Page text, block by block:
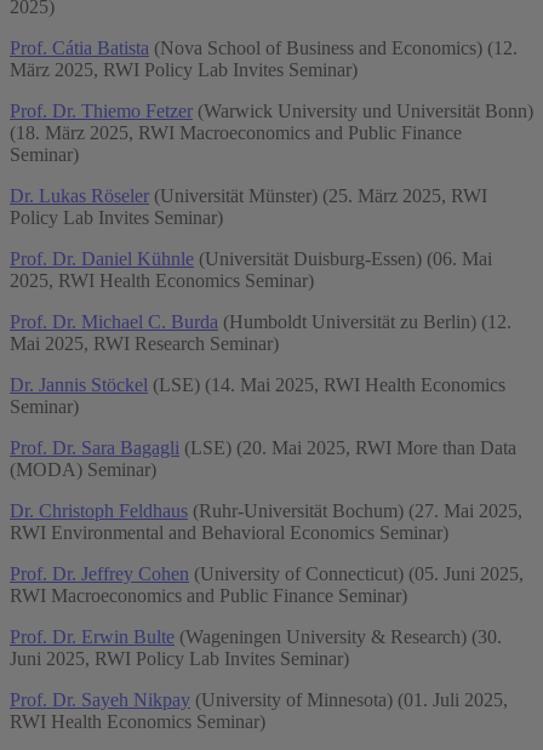
2025)
Prof. Cátia Batista (Nova School of Business and Economics) (12.
März 2025, RWI Policy Lab Invites Seminar)
Prof. Dr. Thiemo Fetzer (Warwick University und Universität Bonn)
(18. März 2025, RWI Macroeconomics and Public Finance
Seminar)
Dr. Lukas Röseler (Universität Münster) (25. März 2025, RWI
Policy Lab Invites Seminar)
Prof. Dr. Daniel Kühnle (Universität Duisburg-Essen) (06. Mai
2025, RWI Health Economics Seminar)
Prof. Dr. Michael C. Burda (Humboldt Universität zu Berlin) (12.
Mai 2025, RWI Research Seminar)
Dr. Jannis Stöckel (LSE) (14. Mai 2025, RWI Health Economics
Seminar)
Prof. Dr. Sara Bagagli (LSE) (20. Mai 2025, RWI More than Data
(MODA) Seminar)
Dr. Christoph Feldhaus (Ruhr-Universität Bochum) (27. Mai 2025,
RWI Environmental and Behavioral Economics Seminar)
Prof. Dr. Jeffrey Cohen (University of Connecticut) (05. Juni 2025,
RWI Macroeconomics and Public Finance Seminar)
Prof. Dr. Erwin Bulte (Wageningen University & Research) (30.
Juni 2025, RWI Policy Lab Invites Seminar)
Prof. Dr. Sayeh Nikpay (University of Minnesota) (01. Juli 2025,
RWI Health Economics Seminar)